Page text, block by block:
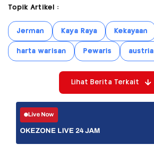
Topik Artikel :
Jerman Kaya Raya Kekayaan
harta warisan Pewaris austria
Lihat Berita Terkait
Live Now
OKEZONE LIVE 24 JAM